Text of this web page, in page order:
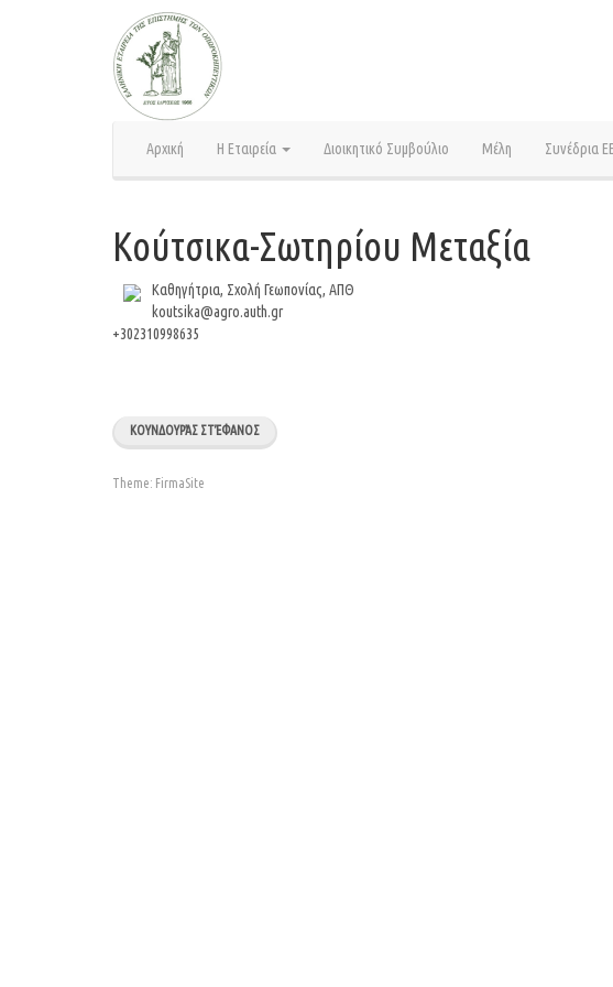
Αρχική Η Εταιρεία Διοικητικό Συμβούλιο Μέλη Συνέδρια
Κούτσικα-Σωτηρίου Μεταξία
Καθηγήτρια, Σχολή Γεωπονίας, ΑΠΘ
koutsika@agro.auth.gr
+302310998635
ΚΟΥΝΔΟΥΡΆΣ ΣΤΈΦΑΝΟΣ
Theme: FirmaSite